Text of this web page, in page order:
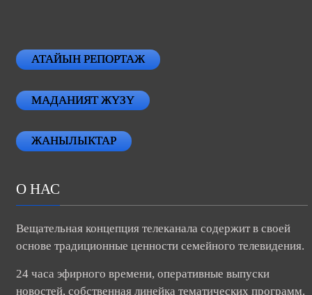
АТАЙЫН РЕПОРТАЖ
МАДАНИЯТ ЖҮЗҮ
ЖАНЫЛЫКТАР
О НАС
Вещательная концепция телеканала содержит в своей
основе традиционные ценности семейного телевидения.
24 часа эфирного времени, оперативные выпуски
новостей, собственная линейка тематических программ.